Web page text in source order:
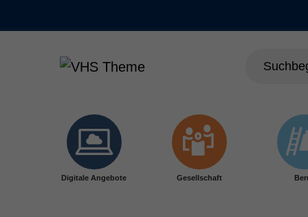
Digitale Angebote Gesellschaft